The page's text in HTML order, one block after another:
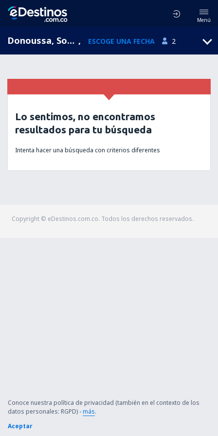
Menú
Donoussa, South Aegean, Grecia , ESCOGE UNA FECHA 2
Lo sentimos, no encontramos
resultados para tu búsqueda
Intenta hacer una búsqueda con criterios diferentes
Copyright © eDestinos.com.co. Todos los derechos reservados.
Conoce nuestra política de privacidad (también en el contexto de los
datos personales: RGPD) -más.
Aceptar